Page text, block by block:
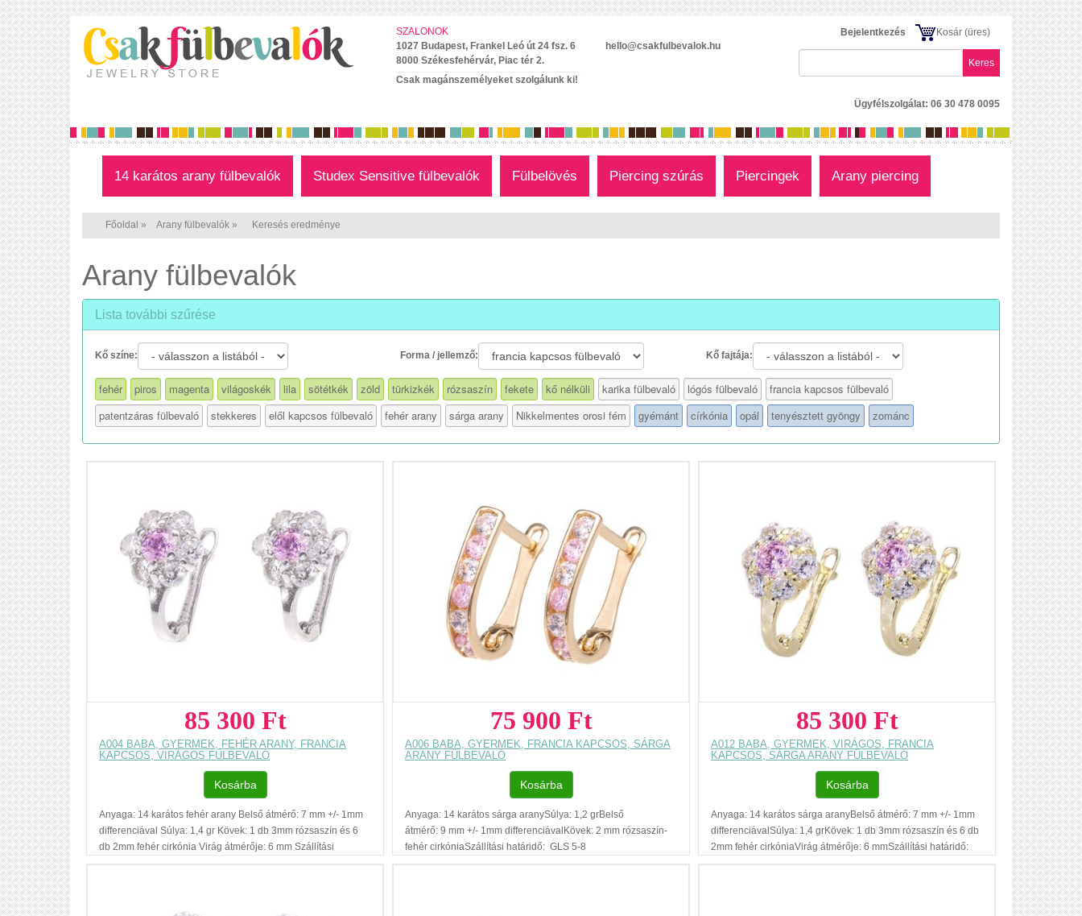
SZALONOK
1027 Budapest, Frankel Leó út 24 fsz. 6
8000 Székesfehérvár, Piac tér 2.
Csak magánszemélyeket szolgálunk ki!
hello@csakfulbevalok.hu
Bejelentkezés Kosár (üres)
Keres
Ügyfélszolgálat: 06 30 478 0095
14 karátos arany fülbevalók Studex Sensitive fülbevalók Fülbelövés Piercing szúrás Piercingek Arany piercing
Főoldal » Arany fülbevalók » Keresés eredménye
Arany fülbevalók
Lista további szűrése
Kő színe: Forma / jellemző: Kő fajtája:
fehér piros magenta világoskék lila sötétkék zöld türkizkék rózsaszín fekete kő nélküli karika fülbevaló lógós fülbevaló
francia kapcsos fülbevaló
patentzáras fülbevaló
stekkeres elől kapcsos fülbevaló fehér arany sárga arany Nikkelmentes orosi fém gyémánt církónia opál tenyésztett gyöngy zománc
85 300 Ft
A004 BABA, GYERMEK, FEHÉR ARANY, FRANCIA
KAPCSOS, VIRÁGOS FÜLBEVALÓ
Kosárba
Anyaga: 14 karátos fehér arany Belső átmérő: 7 mm +/- 1mm
differenciával Súlya: 1,4 gr Kövek: 1 db 3mm rózsaszín és 6
db 2mm fehér cirkónia Virág átmérője: 6 mm Szállítási
tudnivalók: www.fulcimpalyukasztas.hu A vásárlást segítő,
75 900 Ft
A006 BABA, GYERMEK, FRANCIA KAPCSOS, SÁRGA
ARANY FÜLBEVALÓ
Kosárba
Anyaga: 14 karátos sárga aranySúlya: 1,2 grBelső
átmérő: 9 mm +/- 1mm differenciávalKövek: 2 mm rózsaszín-
fehér cirkóniaSzállítási határidő: GLS 5-8
85 300 Ft
A012 BABA, GYERMEK, VIRÁGOS, FRANCIA
KAPCSOS, SÁRGA ARANY FÜLBEVALÓ
Kosárba
Anyaga: 14 karátos sárga aranyBelső átmérő: 7 mm +/- 1mm
differenciávalSúlya: 1,4 grKövek: 1 db 3mm rózsaszín és 6 db
2mm fehér cirkóniaVirág átmérője: 6 mmSzállítási határidő: